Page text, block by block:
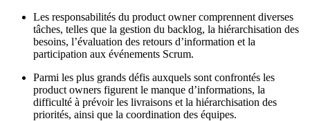
Les responsabilités du product owner comprennent diverses
tâches, telles que la gestion du backlog, la hiérarchisation des
besoins, l’évaluation des retours d’information et la
participation aux événements Scrum.
Parmi les plus grands défis auxquels sont confrontés les
product owners figurent le manque d’informations, la
difficulté à prévoir les livraisons et la hiérarchisation des
priorités, ainsi que la coordination des équipes.